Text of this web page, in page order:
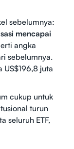
sebelumnya:
mencapai
angka
sebelumnya.
US$196,8 juta
cukup untuk
turun
seluruh ETF,